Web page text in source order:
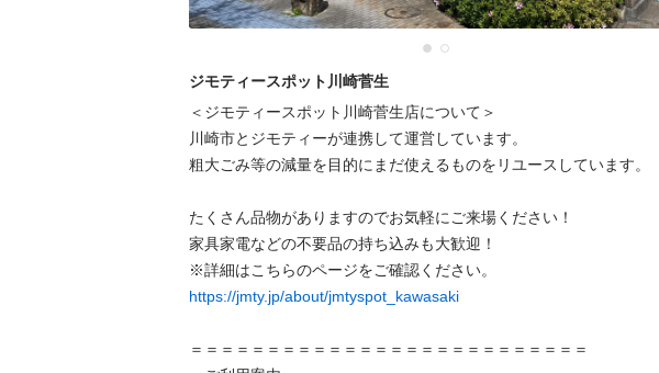
ジモティースポット川崎菅生
＜ジモティースポット川崎菅生店について＞
川崎市とジモティーが連携して運営しています。
粗⼤ごみ等の減量を⽬的にまだ使えるものをリユースしています。
たくさん品物がありますのでお気軽にご来場ください！
家具家電などの不要品の持ち込みも大歓迎！
https://jmty.jp/about/jmtyspot_kawasaki
＝＝＝＝＝＝＝＝＝＝＝＝＝＝＝＝＝＝＝＝＝＝＝＝＝＝